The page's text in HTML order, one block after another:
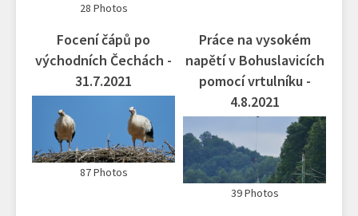
28 Photos
Focení čápů po
východních Čechách -
31.7.2021
87 Photos
Práce na vysokém
napětí v Bohuslavicích
pomocí vrtulníku -
4.8.2021
39 Photos